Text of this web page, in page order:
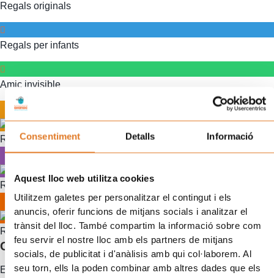
Consentiment Detalls Informació
Aquest lloc web utilitza cookies
Utilitzem galetes per personalitzar el contingut i els
anuncis, oferir funcions de mitjans socials i analitzar el
trànsit del lloc. També compartim la informació sobre com
feu servir el nostre lloc amb els partners de mitjans
socials, de publicitat i d'anàlisis amb qui col·laborem. Al
seu torn, ells la poden combinar amb altres dades que els
Regals originals
Regals per infants
Amic invisible
Regals pel Tió
Regals Pare Noel
Regals per Reis
Comprar regals solidaris per nens
Els regals solidaris per a nens són una oportunitat meravellosa